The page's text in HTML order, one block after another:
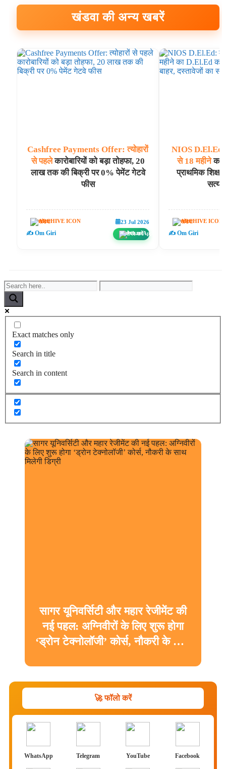
खंडवा की अन्य खबरें
Cashfree Payments Offer: त्योहारों
से पहलेकारोबारियों को बड़ा तोहफा, 20
लाख तक की बिक्री पर 0% पेमेंट गेटवे
फीस
खंडवा 23 Jul 2026
✍️ Om Giri शेयर करें
NIOS D.El.Ed:
से 18 महीनेका
प्राथमिक
खंडवा
✍️ Om Giri
Exact matches only
Search in title
Search in content
सागर यूनिवर्सिटी और महार रेजीमेंट की
नई पहल: अग्निवीरों के लिए शुरू होगा
‘ड्रोन टेक्नोलॉजी’ कोर्स, नौकरी के साथ
🚀 फॉलो करें
WhatsApp Telegram YouTube Facebook